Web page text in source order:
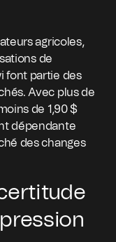
agricoles,
de
font partie des
Avec plus de
de 1,90 $
dépendante
des changes